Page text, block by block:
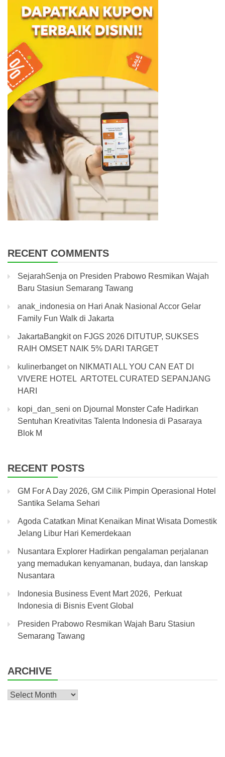
RECENT COMMENTS
SejarahSenja on Presiden Prabowo Resmikan Wajah
Baru Stasiun Semarang Tawang
anak_indonesia on Hari Anak Nasional Accor Gelar
Family Fun Walk di Jakarta
JakartaBangkiton FJGS 2026 DITUTUP, SUKSES
RAIH OMSET NAIK 5% DARI TARGET
kulinerbangeton NIKMATI ALL YOU CAN EAT DI
VIVERE HOTEL ARTOTEL CURATED SEPANJANG
HARI
kopi_dan_seni on Djournal Monster Cafe Hadirkan
Sentuhan Kreativitas Talenta Indonesia di Pasaraya
Blok M
RECENT POSTS
GM For A Day 2026, GM Cilik Pimpin Operasional Hotel
Santika Selama Sehari
Agoda Catatkan Minat Kenaikan Minat Wisata Domestik
Jelang Libur Hari Kemerdekaan
Nusantara Explorer Hadirkan pengalaman perjalanan
yang memadukan kenyamanan, budaya, dan lanskap
Nusantara
Indonesia Business Event Mart 2026, Perkuat
Indonesia di Bisnis Event Global
Presiden Prabowo Resmikan Wajah Baru Stasiun
Semarang Tawang
ARCHIVE
Archive